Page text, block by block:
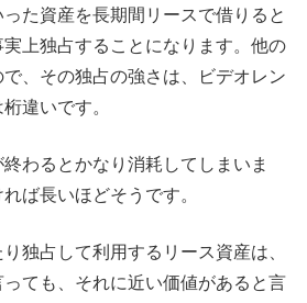
た資産を長期間リースで借りると
上独占することになります。他の
、その独占の強さは、ビデオレン
違いです。
わるとかなり消耗してしまいま
ば長いほどそうです。
独占して利用するリース資産は、
ても、それに近い価値があると言